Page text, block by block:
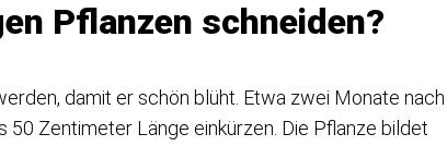
Pflanzen schneiden?
damit er schön blüht. Etwa zwei Monate nach
Zentimeter Länge einkürzen. Die Pflanze bildet